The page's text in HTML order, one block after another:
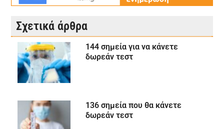
Σχετικά άρθρα
144 σημεία για να κάνετε
δωρεάν τεστ
136 σημεία που θα κάνετε
δωρεάν τεστ